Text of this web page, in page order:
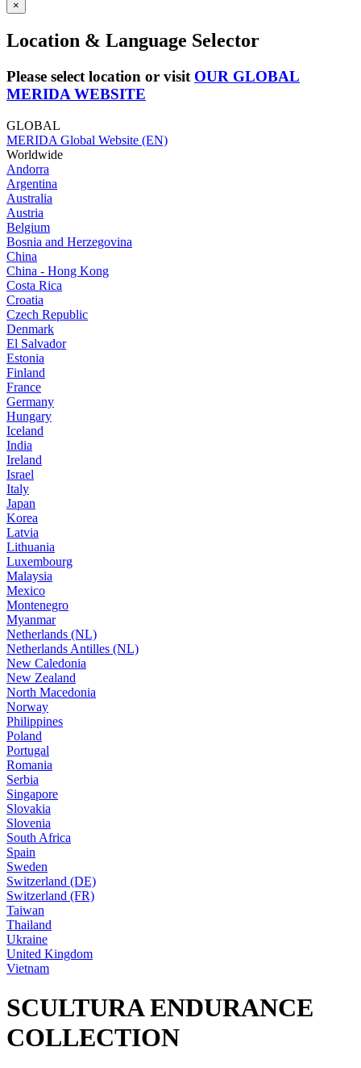
×
Location & Language Selector
Please select location or visit OUR GLOBAL
MERIDA WEBSITE
GLOBAL
MERIDA Global Website (EN)
Worldwide
Andorra
Argentina
Australia
Austria
Belgium
Bosnia and Herzegovina
China
China - Hong Kong
Costa Rica
Croatia
Czech Republic
Denmark
El Salvador
Estonia
Finland
France
Germany
Hungary
Iceland
India
Ireland
Israel
Italy
Japan
Korea
Latvia
Lithuania
Luxembourg
Malaysia
Mexico
Montenegro
Myanmar
Netherlands (NL)
Netherlands Antilles (NL)
New Caledonia
New Zealand
North Macedonia
Norway
Philippines
Poland
Portugal
Romania
Serbia
Singapore
Slovakia
Slovenia
South Africa
Spain
Sweden
Switzerland (DE)
Switzerland (FR)
Taiwan
Thailand
Ukraine
United Kingdom
Vietnam
SCULTURA ENDURANCE
COLLECTION